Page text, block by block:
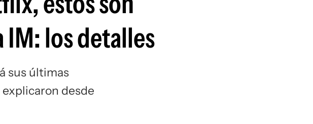
IM: los detalles
sus últimas
desde